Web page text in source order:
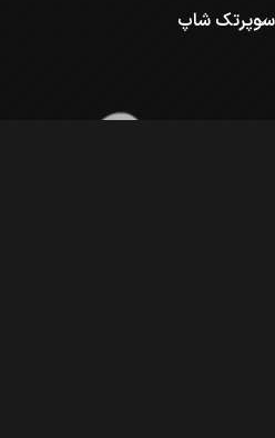
سوپرتک شاپ